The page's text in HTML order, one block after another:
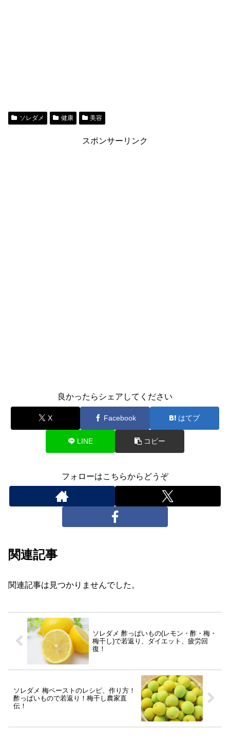
ソレダメ 健康 美容
スポンサーリンク
良かったらシェアしてください
X Facebook はてブ
LINE コピー
フォローはこちらからどうぞ
関連記事
関連記事は見つかりませんでした。
ソレダメ 酢っぱいもの(レモン・酢・梅・
梅干し)で若返り、ダイエット、疲労回
復！
ソレダメ 梅ペーストのレシピ、作り方！
酢っぱいもので若返り！梅干し農家直
伝！